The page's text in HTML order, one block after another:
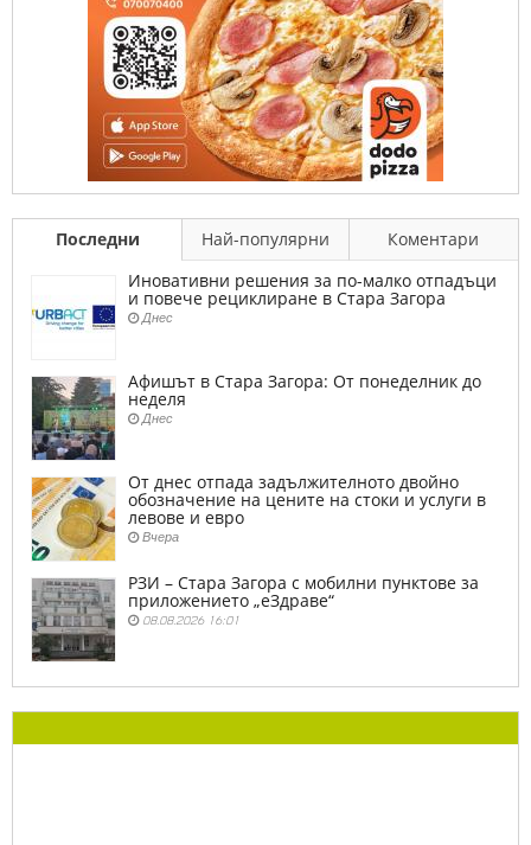
Последни Най-популярни
Коментари
Иновативни решения за по-малко отпадъци
и повече рециклиране в Стара Загора
Днес
Афишът в Стара Загора: От понеделник до
неделя
Днес
От днес отпада задължителното двойно
обозначение на цените на стоки и услуги в
левове и евро
Вчера
РЗИ – Стара Загора с мобилни пунктове за
приложението „еЗдраве“
08.08.2026 16:01